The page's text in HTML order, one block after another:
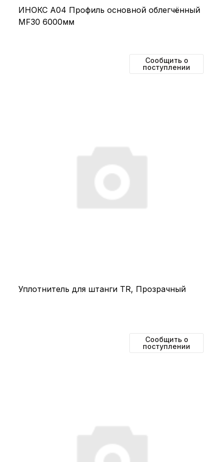
ИНОКС А04 Профиль основной облегчённый
MF30 6000мм
Сообщить о
поступлении
Уплотнитель для штанги TR, Прозрачный
Сообщить о
поступлении